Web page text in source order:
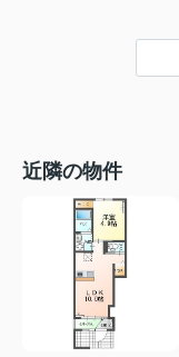
近隣の物件